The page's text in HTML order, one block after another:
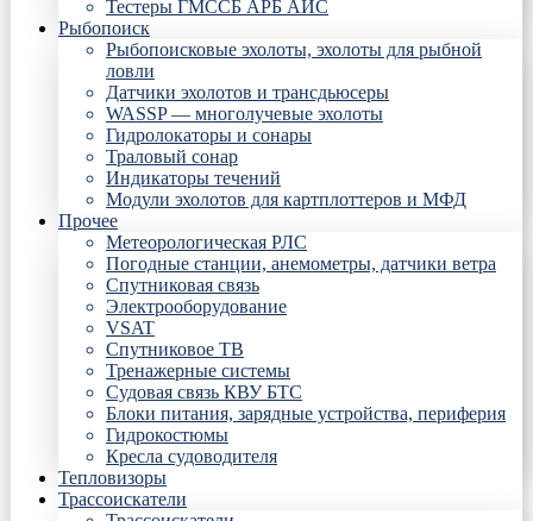
Тестеры ГМССБ АРБ АИС
Рыбопоиск
Рыбопоисковые эхолоты, эхолоты для рыбной
ловли
Датчики эхолотов и трансдьюсеры
WASSP — многолучевые эхолоты
Гидролокаторы и сонары
Траловый сонар
Индикаторы течений
Модули эхолотов для картплоттеров и МФД
Прочее
Метеорологическая РЛС
Погодные станции, анемометры, датчики ветра
Спутниковая связь
Электрооборудование
VSAT
Спутниковое ТВ
Тренажерные системы
Судовая связь КВУ БТС
Блоки питания, зарядные устройства, периферия
Гидрокостюмы
Кресла судоводителя
Тепловизоры
Трассоискатели